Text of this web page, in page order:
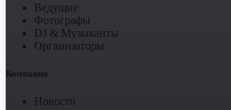
Ведущие
Фотографы
DJ & Музыканты
Организаторы
Компания
Новости